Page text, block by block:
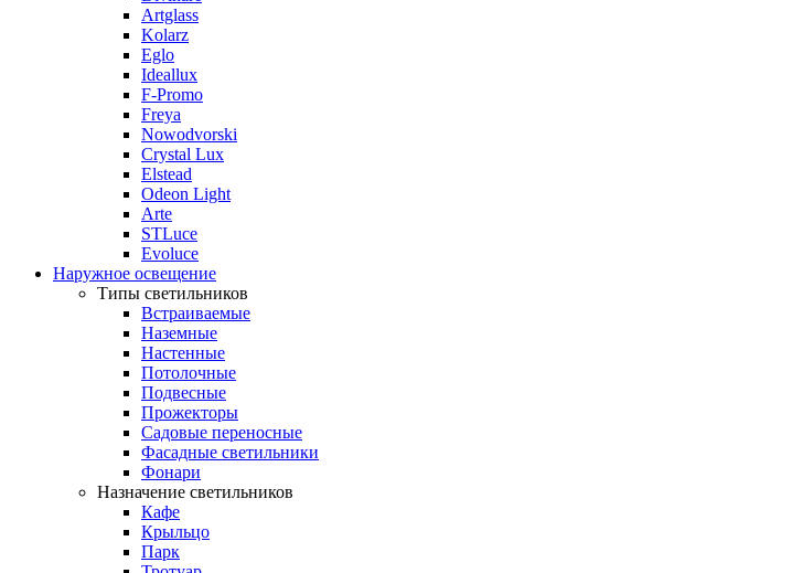
Artglass
Kolarz
Eglo
Ideallux
F-Promo
Freya
Nowodvorski
Crystal Lux
Elstead
Odeon Light
Arte
STLuce
Evoluce
Наружное освещение
Типы светильников
Встраиваемые
Наземные
Настенные
Потолочные
Подвесные
Прожекторы
Садовые переносные
Фасадные светильники
Фонари
Назначение светильников
Кафе
Крыльцо
Парк